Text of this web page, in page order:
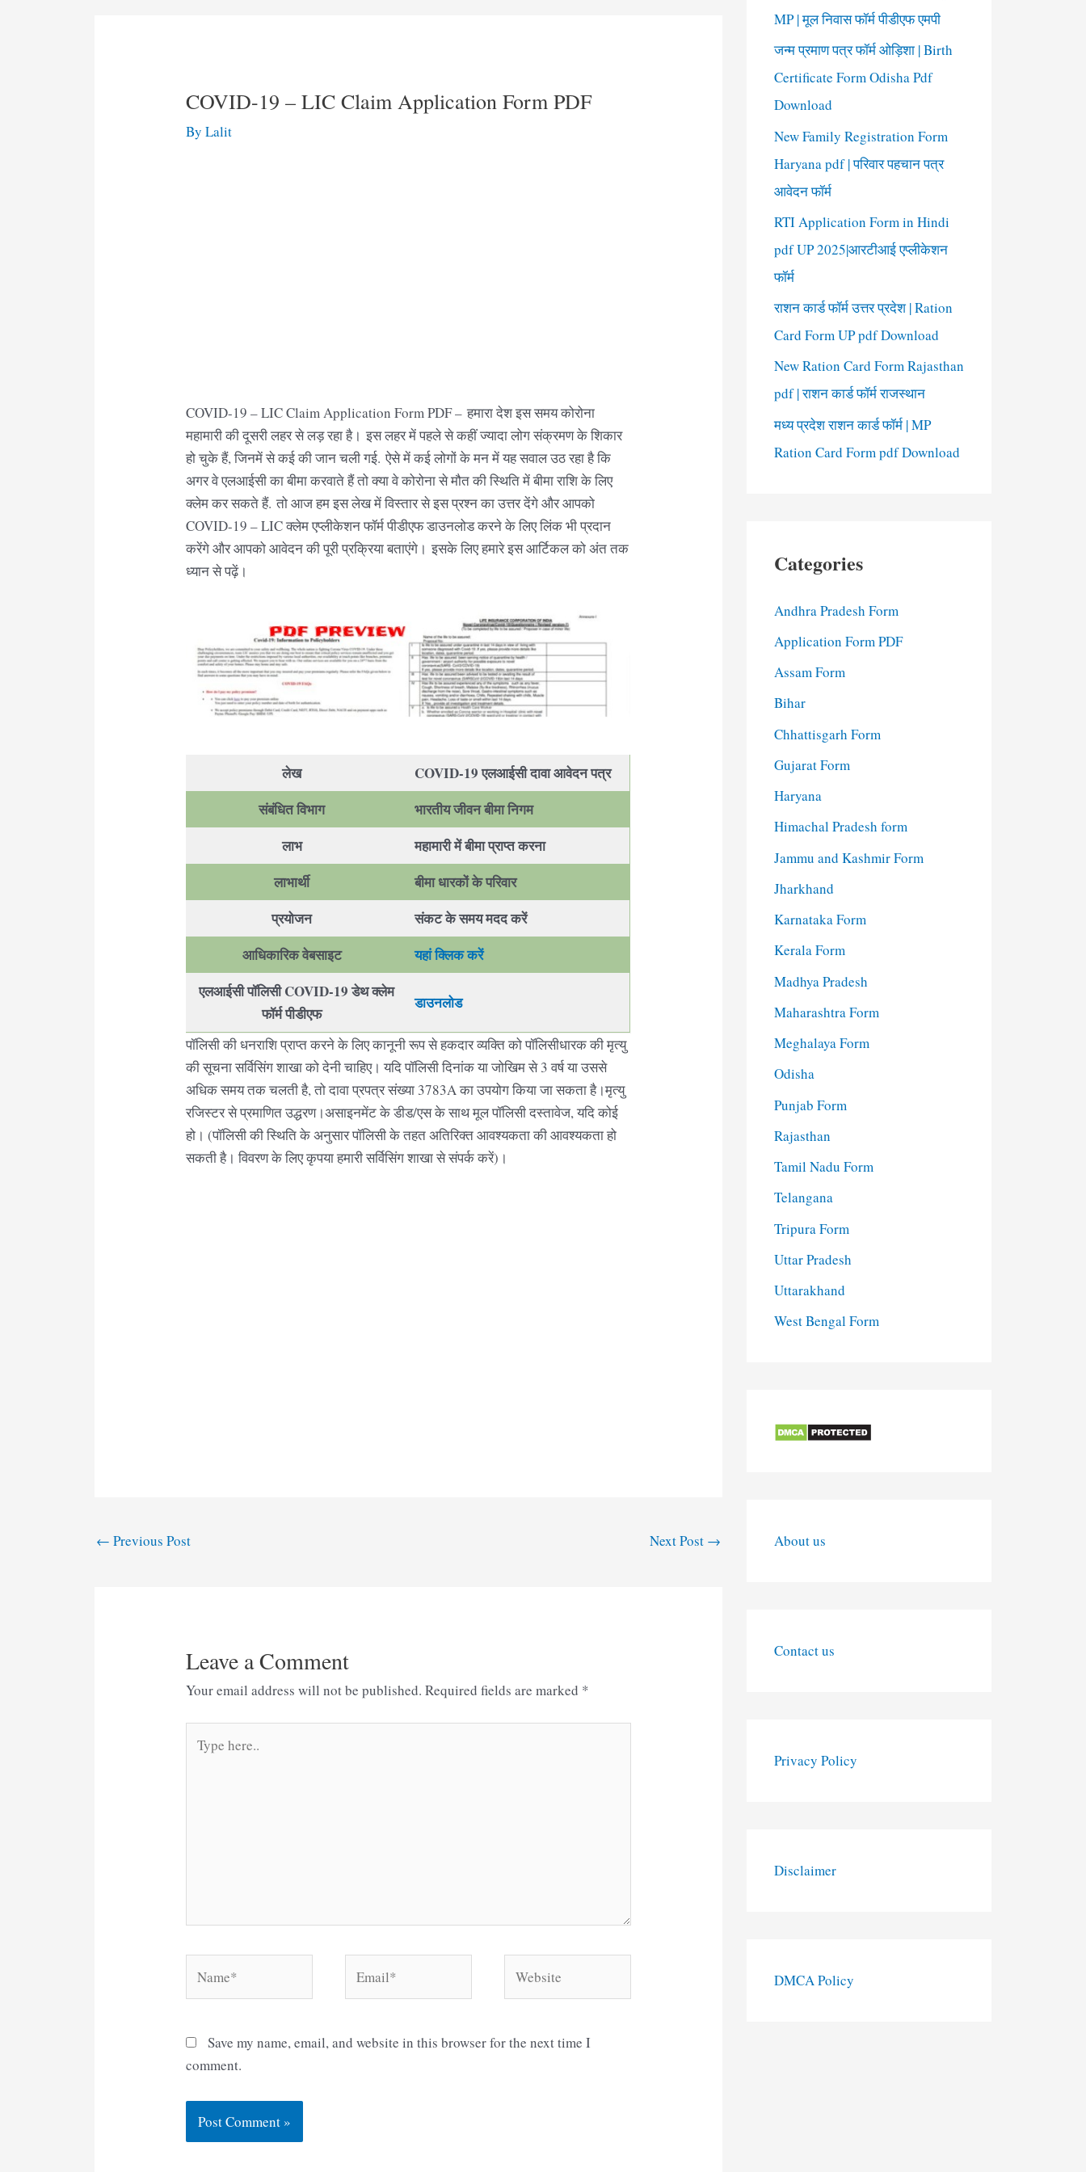
COVID-19 – LIC Claim Application Form PDF
By Lalit
COVID-19 – LIC Claim Application Form PDF – हमारा देश इस समय कोरोना
महामारी की दूसरी लहर से लड़ रहा है। इस लहर में पहले से कहीं ज्यादा लोग संक्रमण के शिकार
हो चुके हैं, जिनमें से कई की जान चली गई. ऐसे में कई लोगों के मन में यह सवाल उठ रहा है कि
अगर वे एलआईसी का बीमा करवाते हैं तो क्या वे कोरोना से मौत की स्थिति में बीमा राशि के लिए
क्लेम कर सकते हैं. तो आज हम इस लेख में विस्तार से इस प्रश्न का उत्तर देंगे और आपको
COVID-19 – LIC क्लेम एप्लीकेशन फॉर्म पीडीएफ डाउनलोड करने के लिए लिंक भी प्रदान
करेंगे और आपको आवेदन की पूरी प्रक्रिया बताएंगे। इसके लिए हमारे इस आर्टिकल को अंत तक
ध्यान से पढ़ें।
लेख
COVID-19 एलआईसी दावा आवेदन पत्र
संबंधित विभाग
भारतीय जीवन बीमा निगम
लाभ
महामारी में बीमा प्राप्त करना
लाभार्थी
बीमा धारकों के परिवार
प्रयोजन
संकट के समय मदद करें
आधिकारिक वेबसाइट
यहां क्लिक करें
एलआईसी पॉलिसी COVID-19 डेथ क्लेम
फॉर्म पीडीएफ
डाउनलोड
पॉलिसी की धनराशि प्राप्त करने के लिए कानूनी रूप से हकदार व्यक्ति को पॉलिसीधारक की मृत्यु
की सूचना सर्विसिंग शाखा को देनी चाहिए। यदि पॉलिसी दिनांक या जोखिम से 3 वर्ष या उससे
अधिक समय तक चलती है, तो दावा प्रपत्र संख्या 3783A का उपयोग किया जा सकता है।मृत्यु
रजिस्टर से प्रमाणित उद्धरण।असाइनमेंट के डीड/एस के साथ मूल पॉलिसी दस्तावेज, यदि कोई
हो। (पॉलिसी की स्थिति के अनुसार पॉलिसी के तहत अतिरिक्त आवश्यकता की आवश्यकता हो
सकती है। विवरण के लिए कृपया हमारी सर्विसिंग शाखा से संपर्क करें)।
Post
← Previous Post Next Post →
Leave a Comment
Your email address will not be published. Required fields are marked *
here..
Save my name, email, and website in this browser for the next time I
comment.
MP | मूल निवास फॉर्म पीडीएफ एमपी
जन्म प्रमाण पत्र फॉर्म ओड़िशा | Birth
Certificate Form Odisha Pdf
Download
New Family Registration Form
Haryana pdf | परिवार पहचान पत्र
आवेदन फॉर्म
RTI Application Form in Hindi
pdf UP 2025|आरटीआई एप्लीकेशन
फॉर्म
राशन कार्ड फॉर्म उत्तर प्रदेश | Ration
Card Form UP pdf Download
New Ration Card Form Rajasthan
pdf | राशन कार्ड फॉर्म राजस्थान
मध्य प्रदेश राशन कार्ड फॉर्म | MP
Ration Card Form pdf Download
Categories
Andhra Pradesh Form
Application Form PDF
Assam Form
Bihar
Chhattisgarh Form
Gujarat Form
Haryana
Himachal Pradesh form
Jammu and Kashmir Form
Jharkhand
Karnataka Form
Kerala Form
Madhya Pradesh
Maharashtra Form
Meghalaya Form
Odisha
Punjab Form
Rajasthan
Tamil Nadu Form
Telangana
Tripura Form
Uttar Pradesh
Uttarakhand
West Bengal Form
About us
Contact us
Privacy Policy
Disclaimer
DMCA Policy